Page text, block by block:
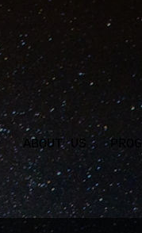
ABOUT US